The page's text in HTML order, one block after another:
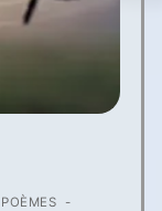
POÈMES -